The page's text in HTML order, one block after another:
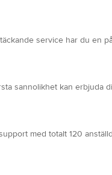
service har du en
sannolikhet kan erbjuda
med totalt 120